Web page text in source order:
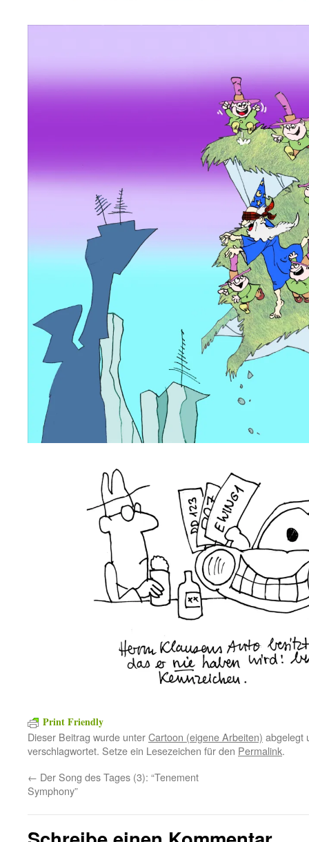
Print Friendly
Dieser Beitrag wurde unterCartoon (eigene Arbeiten) abgelegt
verschlagwortet. Setze ein Lesezeichen für den Permalink.
← Der Song des Tages (3): “Tenement
Symphony”